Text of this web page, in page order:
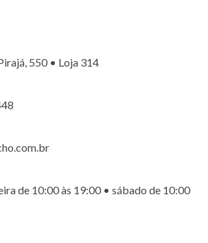
550 • Loja 314
de 10:00 às 19:00 • sábado de 10:00